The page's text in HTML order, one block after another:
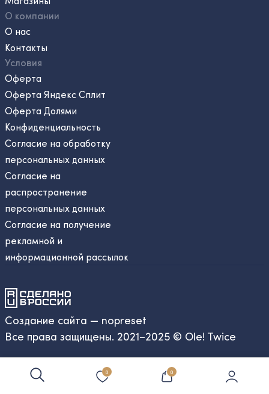
0 0
О компании
О нас
Контакты
Условия
Оферта
Оферта Яндекс Сплит
Оферта Долями
Конфиденциальность
Согласие на обработку
персональных данных
Согласие на
распространение
персональных данных
Согласие на получение
рекламной и
информационной рассылок
Создание сайта — nopreset
Все права защищены. 2021–2025 © Ole! Twice